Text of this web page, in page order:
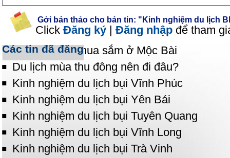
Gởi bản thảo cho bản tin: "Kinh nghiệm du lịch
Click Đăng ký | Đăng nhập để tham
Các tin đã đăng
Kinh nghiệm mua sắm ở Mộc Bài
Du lịch mùa thu đông nên đi đâu?
Kinh nghiệm du lịch bụi Vĩnh Phúc
Kinh nghiệm du lịch bụi Yên Bái
Kinh nghiệm du lịch bụi Tuyên Quang
Kinh nghiệm du lịch bụi Vĩnh Long
Kinh nghiệm du lịch bụi Trà Vinh